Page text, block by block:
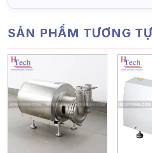
SẢN PHẨM TƯƠNG TỰ